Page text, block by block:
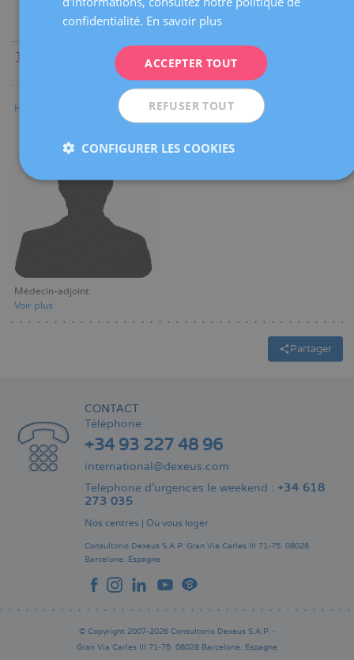
Tout le monde | | D|E|F|G|H| |
Q |S|T| U |V |W| |
Humberto Windevoxhel
Médecin-adjoint
Voir plus
Partager
CONTACT
Téléphone :
+34 93 227 48 96
international@dexeus.com
Telephone d’urgences le weekend : +34 618
273 035
Nos centres Où vous loger
Consultorio Dexeus S.A.P. Gran Via Carles III 71-75. 08028
Barcelone. Espagne
© Copyright 2007-2026 Consultorio Dexeus S.A.P. -
Gran Via Carles III 71-75. 08028 Barcelone. Espagne
confidentialité. En savoir plus
ACCEPTER TOUT
REFUSER TOUT
CONFIGURER LES COOKIES